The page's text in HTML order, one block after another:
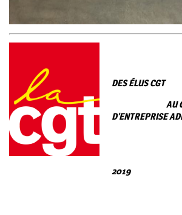
DES ÉLUS CGT
AU
D’ENTREPRISE
LE
2019